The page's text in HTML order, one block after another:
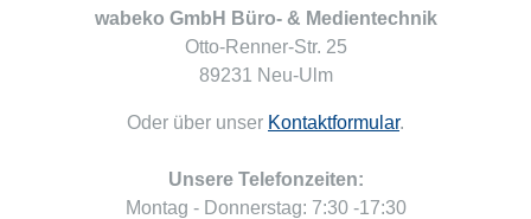
wabeko GmbH Büro- & Medientechnik
Otto-Renner-Str. 25
89231 Neu-Ulm
Oder über unser Kontaktformular.
Unsere Telefonzeiten:
Montag - Donnerstag: 7:30 -17:30